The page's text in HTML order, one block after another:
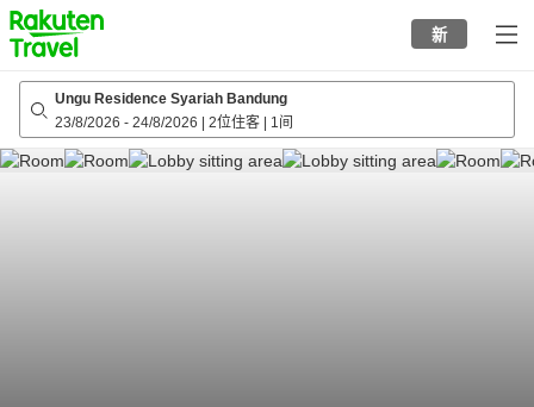
to
top
page
新
Ungu Residence Syariah Bandung
23/8/2026 - 24/8/2026 2位住客 1间